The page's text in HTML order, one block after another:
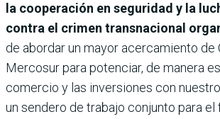
la cooperación en seguridad y la
contra el crimen transnacional
de abordar un mayor acercamiento de
Mercosur para potenciar, de manera
comercio y las inversiones con
un sendero de trabajo conjunto para el